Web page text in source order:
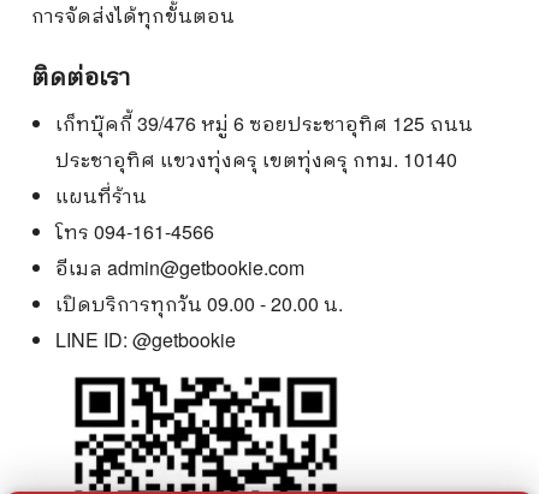
การจัดส่งได้ทุกขั้นตอน
ติดต่อเรา
เก็ทบุ๊คกี้ 39/476 หมู่ 6 ซอยประชาอุทิศ 125 ถนน
ประชาอุทิศ แขวงทุ่งครุ เขตทุ่งครุ กทม. 10140
แผนที่ร้าน
โทร 094-161-4566
อีเมล admin@getbookie.com
เปิดบริการทุกวัน 09.00 - 20.00 น.
LINE ID: @getbookie